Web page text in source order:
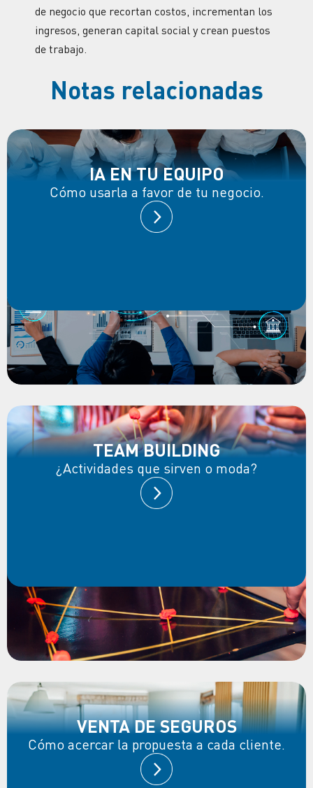
de negocio que recortan costos, incrementan los
ingresos, generan capital social y crean puestos
de trabajo.
Notas relacionadas
IA EN TU EQUIPO
Cómo usarla a favor de tu negocio.
TEAM BUILDING
¿Actividades que sirven o moda?
VENTA DE SEGUROS
Cómo acercar la propuesta a cada cliente.